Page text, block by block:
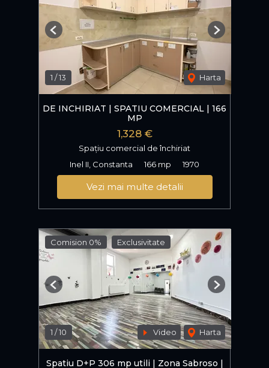
1 /13 Harta
Previous Next
DE INCHIRIAT | SPATIU COMERCIAL | 166
MP
1,328 €
Spațiu comercial de închiriat
Inel II, Constanta
166 mp 1970
Vezi mai multe detalii
Comision 0% Exclusivitate
1 /10 Video Harta
Previous Next
Spatiu D+P 306 mp utili | Zona Sabroso |